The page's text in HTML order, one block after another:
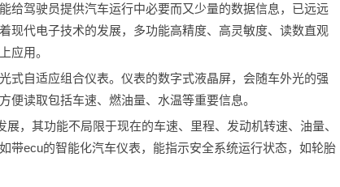
驾驶员提供汽车运行中必要而又少量的数据信息，已远远
现代电子技术的发展，多功能高精度、高灵敏度、读数直观
应用。
自适应组合仪表。仪表的数字式液晶屏，会随车外光的强
便读取包括车速、燃油量、水温等重要信息。
，其功能不局限于现在的车速、里程、发动机转速、油量、
带ecu的智能化汽车仪表，能指示安全系统运行状态，如轮胎